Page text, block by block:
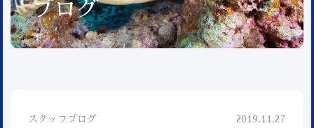
ブログ
スタッフブログ 2019.11.27